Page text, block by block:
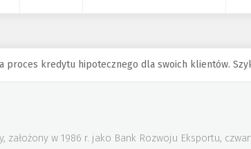
proces kredytu hipotecznego dla swoich klientów.
założony w 1986 r. jako Bank Rozwoju Eksportu,